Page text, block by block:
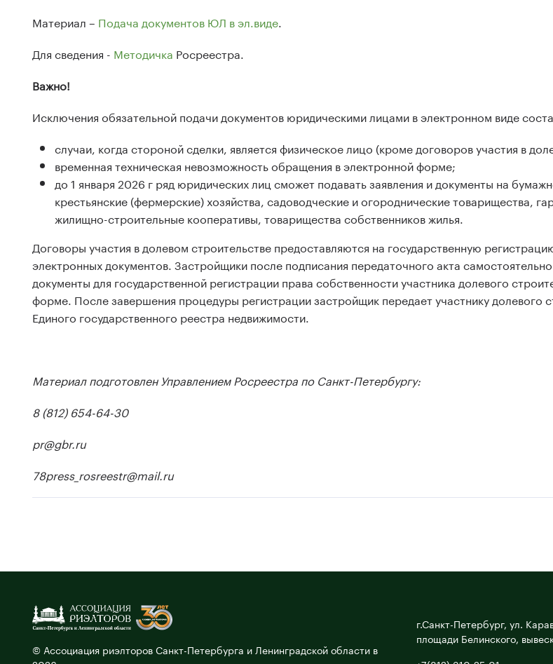
Материал – Подача документов ЮЛ в эл.виде.
Для сведения - Методичка Росреестра.
Важно!
Исключения обязательной подачи документов юридическими лицами в электронном виде
случаи, когда стороной сделки, является физическое лицо (кроме договоров участия в
временная техническая невозможность обращения в электронной форме;
до 1 января 2026 г ряд юридических лиц сможет подавать заявления и документы на
крестьянские (фермерские) хозяйства, садоводческие и огороднические товарищества,
жилищно-строительные кооперативы, товарищества собственников жилья.
Договоры участия в долевом строительстве предоставляются на государственную
электронных документов. Застройщики после подписания передаточного акта
документы для государственной регистрации права собственности участника долевого
форме. После завершения процедуры регистрации застройщик передает участнику долевого
Единого государственного реестра недвижимости.
Материал подготовлен Управлением Росреестра по Санкт-Петербургу:
8 (812) 654-64-30
pr@gbr.ru
78press_rosreestr@mail.ru
© Ассоциация риэлторов Санкт-Петербурга и Ленинградской области в
г.Санкт-Петербург, ул.
площади Белинского,